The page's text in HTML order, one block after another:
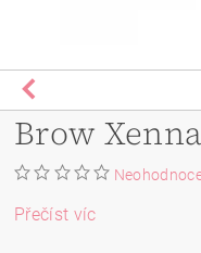
Brow
Přečíst víc